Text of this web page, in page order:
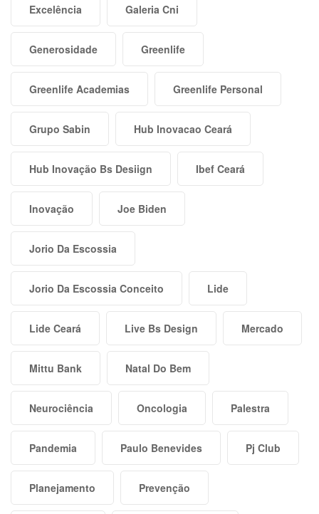
Excelência Galeria Cni
Generosidade Greenlife
Greenlife Academias Greenlife Personal
Grupo Sabin Hub Inovacao Ceará
Hub Inovação Bs Desiign Ibef Ceará
Inovação Joe Biden
Jorio Da Escossia
Jorio Da Escossia Conceito Lide
Lide Ceará Live Bs Design Mercado
Mittu Bank Natal Do Bem
Neurociência Oncologia Palestra
Pandemia Paulo Benevides Pj Club
Planejamento Prevenção